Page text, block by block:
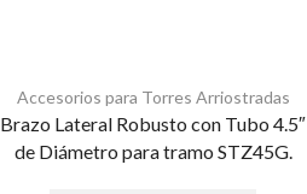
Accesorios para Torres Arriostradas
Brazo Lateral Robusto con Tubo 4.5″
de Diámetro para tramo STZ45G.